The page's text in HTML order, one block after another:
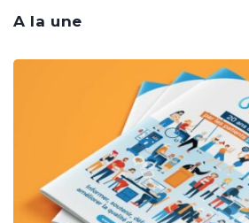
A la une